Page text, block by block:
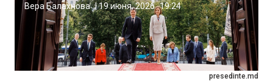
presedinte.md
Вера Балахнова |19 июня, 2026 19:24